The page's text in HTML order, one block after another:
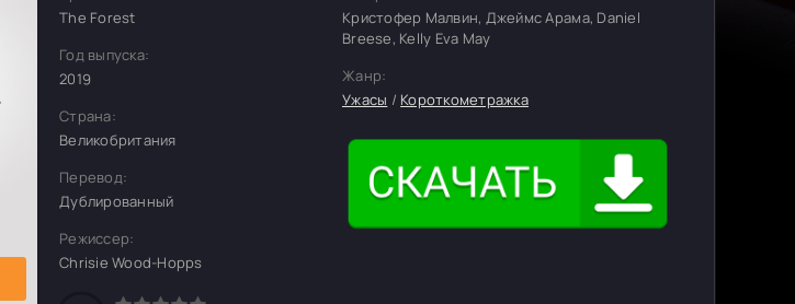
The Forest
Год выпуска:
2019
Страна:
Великобритания
Перевод:
Дублированный
Режиссер:
Chrisie Wood-Hopps
Кристофер Малвин, Джеймс Арама, Daniel
Breese, Kelly Eva May
Жанр:
Ужасы / Короткометражка